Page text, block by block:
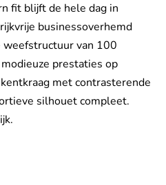
fit blijft de hele dag in
businessoverhemd
van 100
prestaties op
met contrasterende
silhouet compleet.